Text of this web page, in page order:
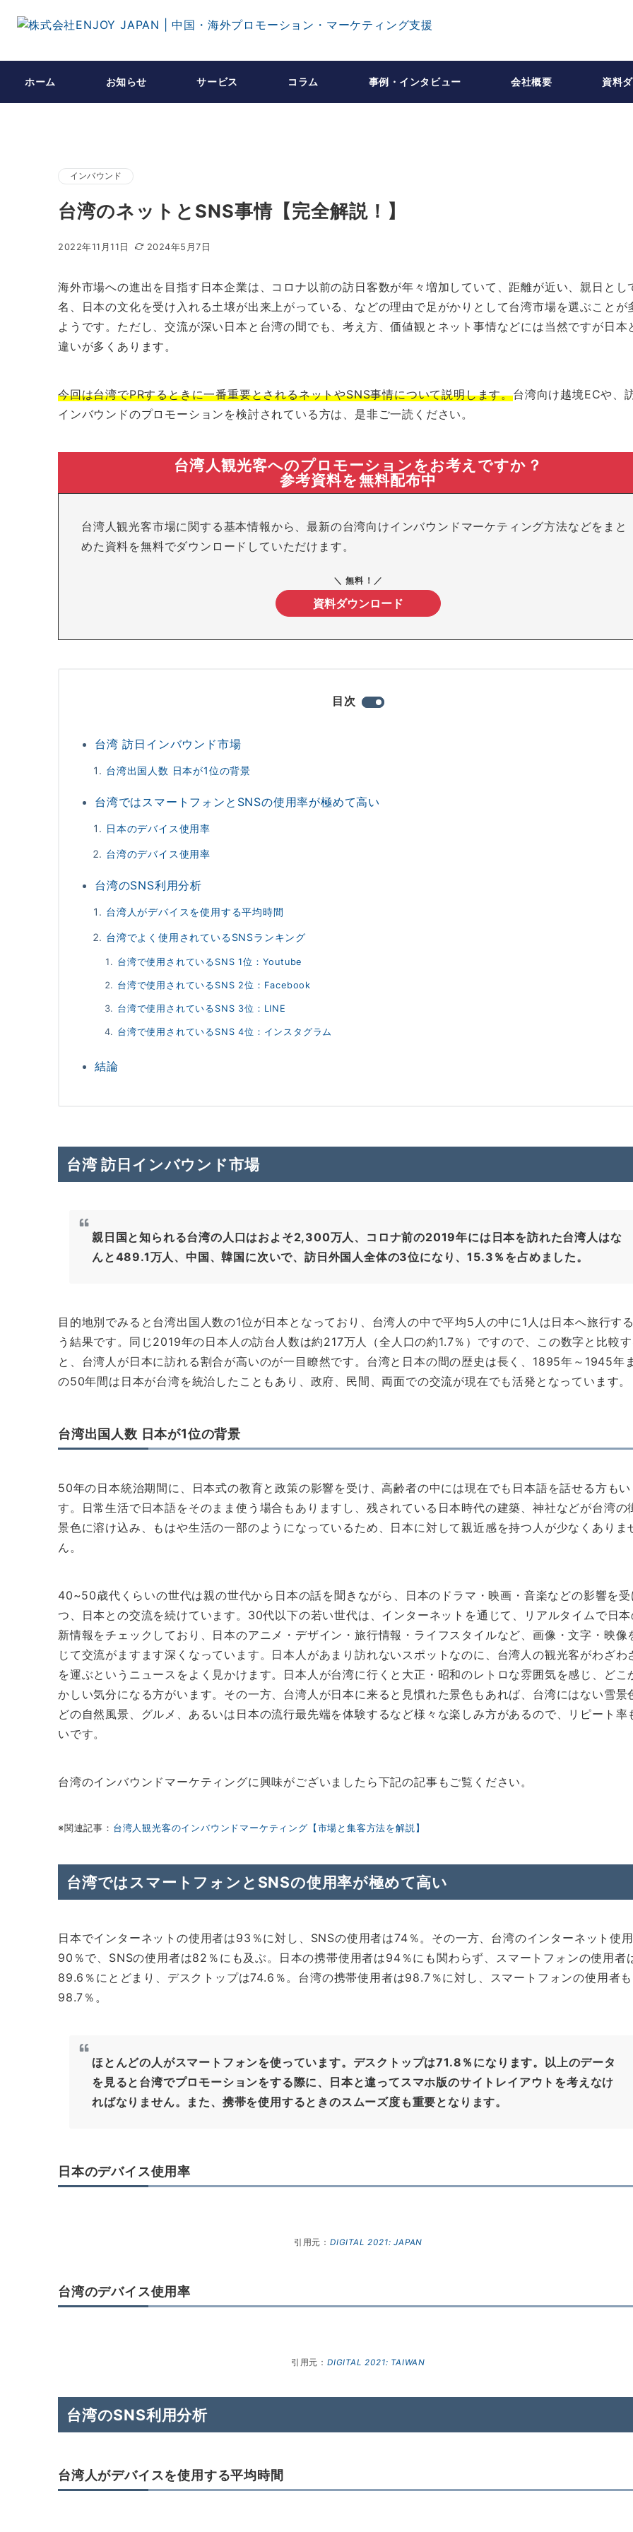
ホーム お知らせ サービス コラム 事例・インタビュー 会社概要 資料
インバウンド
台湾のネットとSNS事情【完全解説！】
2022年11月11日 2024年5月7日
海外市場への進出を目指す日本企業は、コロナ以前の訪日客数が年々増加していて、距離が近い、親日とし
名、日本の文化を受け入れる土壌が出来上がっている、などの理由で足がかりとして台湾市場を選ぶことが
ようです。ただし、交流が深い日本と台湾の間でも、考え方、価値観とネット事情などには当然ですが日本
違いが多くあります。
今回は台湾でPRするときに一番重要とされるネットやSNS事情について説明します。台湾向け越境ECや、
インバウンドのプロモーションを検討されている方は、是非ご一読ください。
台湾人観光客へのプロモーションをお考えですか？
参考資料を無料配布中
台湾人観光客市場に関する基本情報から、最新の台湾向けインバウンドマーケティング方法などをまと
めた資料を無料でダウンロードしていただけます。
＼ 無料！／
資料ダウンロード
目次
台湾 訪日インバウンド市場
台湾出国人数 日本が1位の背景
台湾ではスマートフォンとSNSの使用率が極めて高い
日本のデバイス使用率
台湾のデバイス使用率
台湾のSNS利用分析
台湾人がデバイスを使用する平均時間
台湾でよく使用されているSNSランキング
台湾で使用されているSNS 1位：Youtube
台湾で使用されているSNS 2位：Facebook
台湾で使用されているSNS 3位：LINE
台湾で使用されているSNS 4位：インスタグラム
結論
台湾 訪日インバウンド市場
親日国と知られる台湾の人口はおよそ2,300万人、コロナ前の2019年には日本を訪れた台湾人はな
んと489.1万人、中国、韓国に次いで、訪日外国人全体の3位になり、15.3％を占めました。
目的地別でみると台湾出国人数の1位が日本となっており、台湾人の中で平均5人の中に1人は日本へ旅行す
う結果です。同じ2019年の日本人の訪台人数は約217万人（全人口の約1.7％）ですので、この数字と比較す
と、台湾人が日本に訪れる割合が高いのが一目瞭然です。台湾と日本の間の歴史は長く、1895年～1945年
の50年間は日本が台湾を統治したこともあり、政府、民間、両面での交流が現在でも活発となっています。
台湾出国人数 日本が1位の背景
50年の日本統治期間に、日本式の教育と政策の影響を受け、高齢者の中には現在でも日本語を話せる方もい
す。日常生活で日本語をそのまま使う場合もありますし、残されている日本時代の建築、神社などが台湾の
景色に溶け込み、もはや生活の一部のようになっているため、日本に対して親近感を持つ人が少なくありま
ん。
40~50歳代くらいの世代は親の世代から日本の話を聞きながら、日本のドラマ・映画・音楽などの影響を受
つ、日本との交流を続けています。30代以下の若い世代は、インターネットを通じて、リアルタイムで日本
新情報をチェックしており、日本のアニメ・デザイン・旅行情報・ライフスタイルなど、画像・文字・映像
じて交流がますます深くなっています。日本人があまり訪れないスポットなのに、台湾人の観光客がわざわ
を運ぶというニュースをよく見かけます。日本人が台湾に行くと大正・昭和のレトロな雰囲気を感じ、どこ
かしい気分になる方がいます。その一方、台湾人が日本に来ると見慣れた景色もあれば、台湾にはない雪景
どの自然風景、グルメ、あるいは日本の流行最先端を体験するなど様々な楽しみ方があるので、リピート率
いです。
台湾のインバウンドマーケティングに興味がございましたら下記の記事もご覧ください。
※関連記事： 台湾人観光客のインバウンドマーケティング【市場と集客方法を解説】
台湾ではスマートフォンとSNSの使用率が極めて高い
日本でインターネットの使用者は93％に対し、SNSの使用者は74％。その一方、台湾のインターネット使
90％で、SNSの使用者は82％にも及ぶ。日本の携帯使用者は94％にも関わらず、スマートフォンの使用者
89.6％にとどまり、デスクトップは74.6％。台湾の携帯使用者は98.7％に対し、スマートフォンの使用者も
98.7％。
ほとんどの人がスマートフォンを使っています。デスクトップは71.8％になります。以上のデータ
を見ると台湾でプロモーションをする際に、日本と違ってスマホ版のサイトレイアウトを考えなけ
ればなりません。また、携帯を使用するときのスムーズ度も重要となります。
日本のデバイス使用率
引用元： DIGITAL 2021: JAPAN
台湾のデバイス使用率
引用元：DIGITAL 2021: TAIWAN
台湾のSNS利用分析
台湾人がデバイスを使用する平均時間